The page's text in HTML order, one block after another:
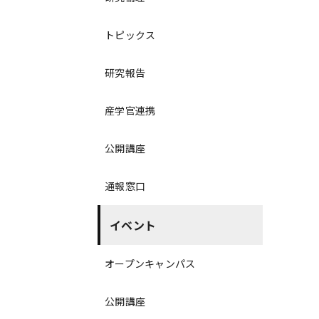
トピックス
研究報告
産学官連携
公開講座
通報窓口
イベント
オープンキャンパス
公開講座